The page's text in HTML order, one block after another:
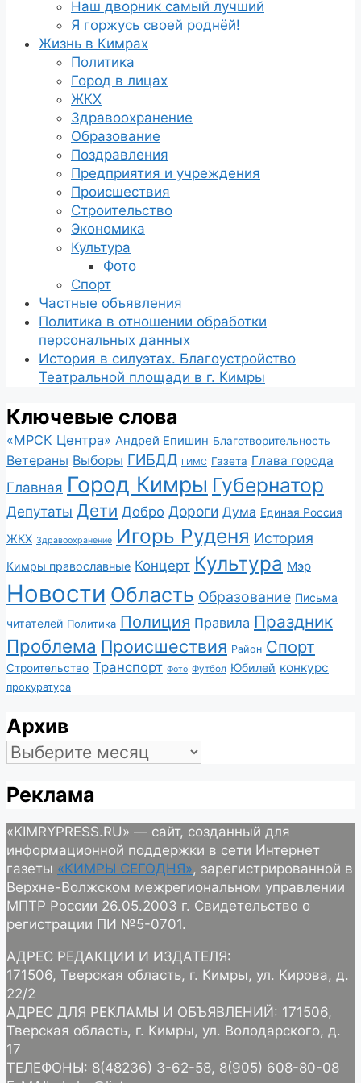
Наш дворник самый лучший
Я горжусь своей роднёй!
Жизнь в Кимрах
Политика
Город в лицах
ЖКХ
Здравоохранение
Образование
Поздравления
Предприятия и учреждения
Происшествия
Строительство
Экономика
Культура
Фото
Спорт
Частные объявления
Политика в отношении обработки
персональных данных
История в силуэтах. Благоустройство
Театральной площади в г. Кимры
Ключевые слова
«МРСК Центра» Андрей Епишин Благотворительность
Ветераны Выборы ГИБДД ГИМС Газета Глава города
Главная Город Кимры Губернатор
Депутаты Дети Добро Дороги Дума Единая Россия
ЖКХ Здравоохранение Игорь Руденя История
Кимры православные Концерт Культура Мэр
Новости Область Образование Письма
читателей Политика Полиция Правила Праздник
Проблема Происшествия Район Спорт
Строительство Транспорт Фото Футбол Юбилей конкурс
прокуратура
Архив
Архив
Реклама
«KIMRYPRESS.RU» — сайт, созданный для
информационной поддержки в сети Интернет
газеты «КИМРЫ СЕГОДНЯ», зарегистрированной в
Верхне-Волжском межрегиональном управлении
МПТР России 26.05.2003 г. Свидетельство о
регистрации ПИ №5-0701.
АДРЕС РЕДАКЦИИ И ИЗДАТЕЛЯ:
171506, Тверская область, г. Кимры, ул. Кирова, д.
22/2
АДРЕС ДЛЯ РЕКЛАМЫ И ОБЪЯВЛЕНИЙ: 171506,
Тверская область, г. Кимры, ул. Володарского, д.
17
ТЕЛЕФОНЫ: 8(48236) 3-62-58, 8(905) 608-80-08